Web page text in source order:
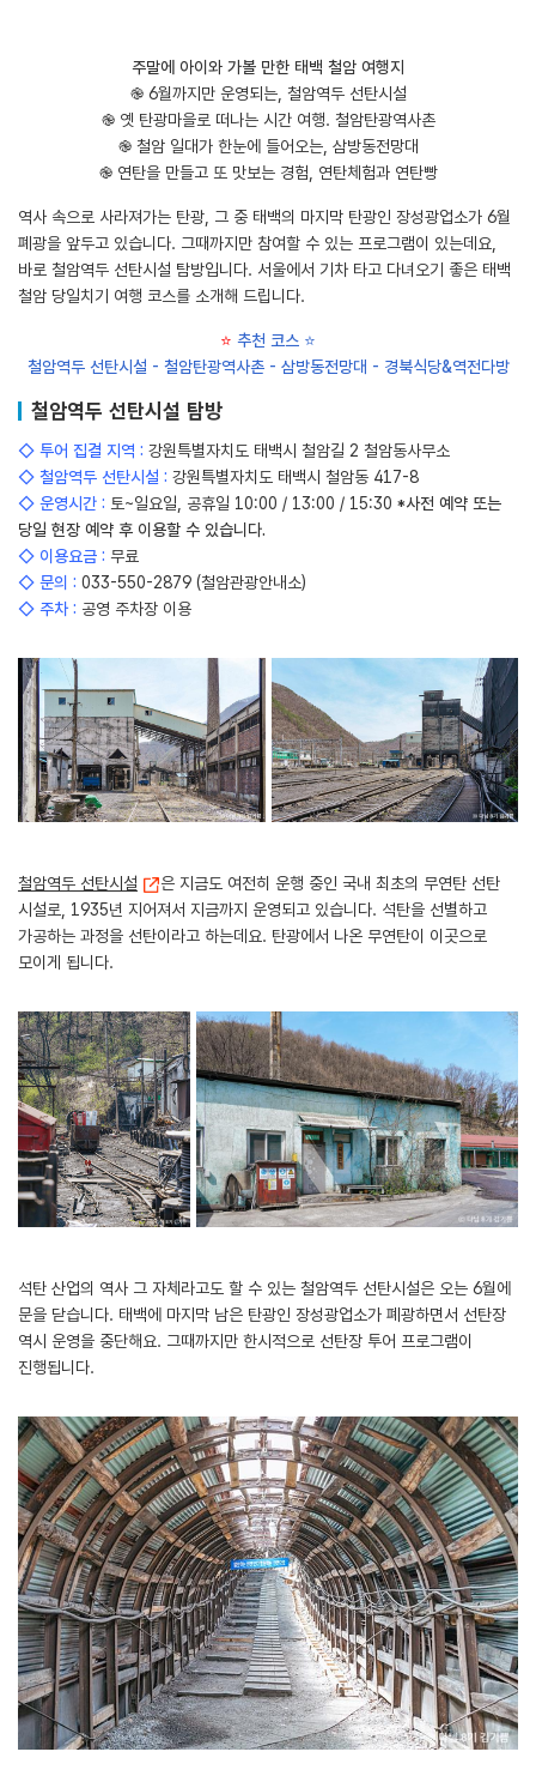
주말에 아이와 가볼 만한 태백 철암 여행지
֎ 6월까지만 운영되는, 철암역두 선탄시설
֎ 옛 탄광마을로 떠나는 시간 여행. 철암탄광역사촌
֎ 철암 일대가 한눈에 들어오는, 삼방동전망대
֎ 연탄을 만들고 또 맛보는 경험, 연탄체험과 연탄빵
역사 속으로 사라져가는 탄광, 그 중 태백의 마지막 탄광인 장성광업소가 6월
폐광을 앞두고 있습니다. 그때까지만 참여할 수 있는 프로그램이 있는데요,
바로 철암역두 선탄시설 탐방입니다. 서울에서 기차 타고 다녀오기 좋은 태백
철암 당일치기 여행 코스를 소개해 드립니다.
⭐ 추천 코스 ⭐
철암역두 선탄시설 - 철암탄광역사촌 - 삼방동전망대 - 경북식당&역전다방
철암역두 선탄시설 탐방
◇ 투어 집결 지역 : 강원특별자치도 태백시 철암길 2 철암동사무소
◇ 철암역두 선탄시설 : 강원특별자치도 태백시 철암동 417-8
◇ 운영시간 : 토~일요일, 공휴일 10:00 / 13:00 / 15:30 *사전 예약 또는
당일 현장 예약 후 이용할 수 있습니다.
◇ 이용요금 : 무료
◇ 문의 : 033-550-2879 (철암관광안내소)
◇ 주차 : 공영 주차장 이용
철암역두 선탄시설
은 지금도 여전히 운행 중인 국내 최초의 무연탄 선탄
시설로, 1935년 지어져서 지금까지 운영되고 있습니다. 석탄을 선별하고
가공하는 과정을 선탄이라고 하는데요. 탄광에서 나온 무연탄이 이곳으로
모이게 됩니다.
석탄 산업의 역사 그 자체라고도 할 수 있는 철암역두 선탄시설은 오는 6월에
문을 닫습니다. 태백에 마지막 남은 탄광인 장성광업소가 폐광하면서 선탄장
역시 운영을 중단해요. 그때까지만 한시적으로 선탄장 투어 프로그램이
진행됩니다.